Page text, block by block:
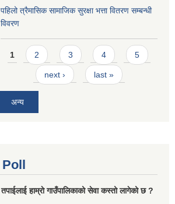
पहिलो त्रैमासिक सामाजिक सुरक्षा भत्ता वितरण सम्बन्धी
विवरण
Pages
1 2 3 4 5
next › last »
अन्य
Poll
तपाईलाई हाम्राे गाउँपालिकाको सेवा कस्तो लागेको छ ?